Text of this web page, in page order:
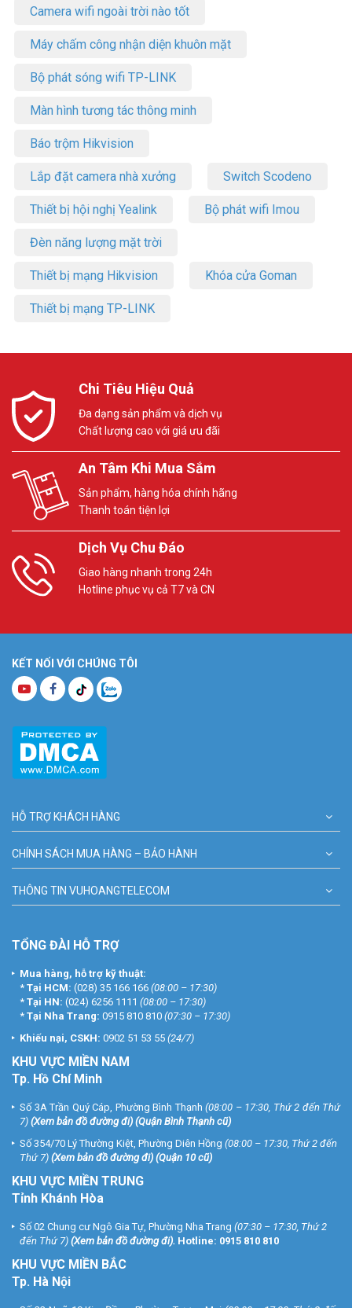
Camera wifi ngoài trời nào tốt
Máy chấm công nhận diện khuôn mặt
Bộ phát sóng wifi TP-LINK
Màn hình tương tác thông minh
Báo trộm Hikvision
Lắp đặt camera nhà xưởng Switch Scodeno
Thiết bị hội nghị Yealink Bộ phát wifi Imou
Đèn năng lượng mặt trời
Thiết bị mạng Hikvision Khóa cửa Goman
Thiết bị mạng TP-LINK
Chi Tiêu Hiệu Quả
Đa dạng sản phẩm và dịch vụ
Chất lượng cao với giá ưu đãi
An Tâm Khi Mua Sắm
Sản phẩm, hàng hóa chính hãng
Thanh toán tiện lợi
Dịch Vụ Chu Đáo
Giao hàng nhanh trong 24h
Hotline phục vụ cả T7 và CN
KẾT NỐI VỚI CHÚNG TÔI
HỖ TRỢ KHÁCH HÀNG
CHÍNH SÁCH MUA HÀNG – BẢO HÀNH
THÔNG TIN VUHOANGTELECOM
TỔNG ĐÀI HỖ TRỢ
Mua hàng, hỗ trợ kỹ thuật:
* Tại HCM: (028) 35 166 166 (08:00 – 17:30)
* Tại HN: (024) 6256 1111 (08:00 – 17:30)
* Tại Nha Trang: 0915 810 810 (07:30 – 17:30)
Khiếu nại, CSKH: 0902 51 53 55 (24/7)
KHU VỰC MIỀN NAM
Tp. Hồ Chí Minh
Số 3A Trần Quý Cáp, Phường Bình Thạnh (08:00 – 17:30, Thứ 2 đến Thứ
7) (Xem bản đồ đường đi) (Quận Bình Thạnh cũ)
Số 354/70 Lý Thường Kiệt, Phường Diên Hồng (08:00 – 17:30, Thứ 2 đến
Thứ 7) (Xem bản đồ đường đi) (Quận 10 cũ)
KHU VỰC MIỀN TRUNG
Tỉnh Khánh Hòa
Số 02 Chung cư Ngô Gia Tự, Phường Nha Trang (07:30 – 17:30, Thứ 2
đến Thứ 7) (Xem bản đồ đường đi). Hotline: 0915 810 810
KHU VỰC MIỀN BẮC
Tp. Hà Nội